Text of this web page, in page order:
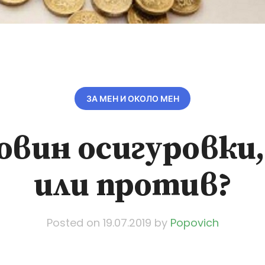
ЗА МЕН И ОКОЛО МЕН
или против?
Posted on 19.07.2019 by Popovich